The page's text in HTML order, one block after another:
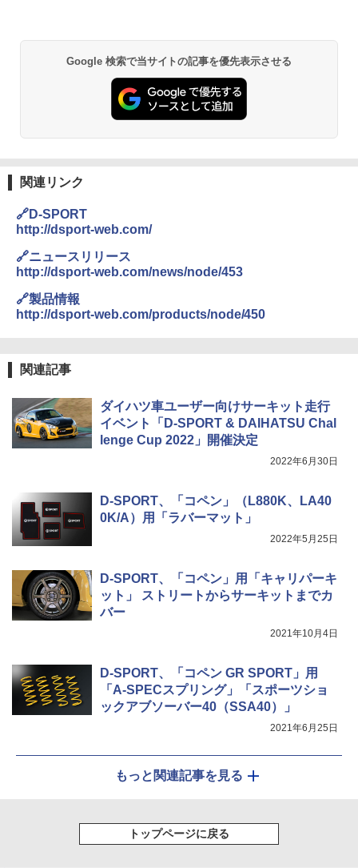
Google 検索で当サイトの記事を優先表示させる
関連リンク
🔗D-SPORT
http://dsport-web.com/
🔗ニュースリリース
http://dsport-web.com/news/node/453
🔗製品情報
http://dsport-web.com/products/node/450
関連記事
ダイハツ車ユーザー向けサーキット走行
イベント「D-SPORT & DAIHATSU Chal
lenge Cup 2022」開催決定
2022年6月30日
D-SPORT、「コペン」（L880K、LA40
0K/A）用「ラバーマット」
2022年5月25日
D-SPORT、「コペン」用「キャリパーキ
ット」 ストリートからサーキットまでカ
バー
2021年10月4日
D-SPORT、「コペン GR SPORT」用
「A-SPECスプリング」「スポーツショ
ックアブソーバー40（SSA40）」
2021年6月25日
もっと関連記事を見る
トップページに戻る